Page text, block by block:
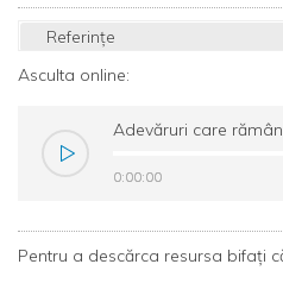
Referințe
Asculta online:
Adevăruri care
0:00:00
0:00:00
Pentru a descărca resursa bifați